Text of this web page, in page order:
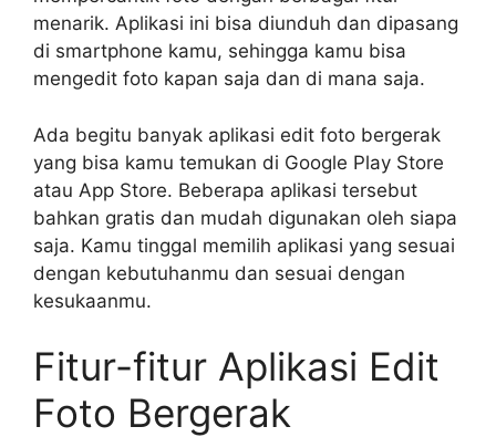
menarik. Aplikasi ini bisa diunduh dan dipasang
di smartphone kamu, sehingga kamu bisa
mengedit foto kapan saja dan di mana saja.
Ada begitu banyak aplikasi edit foto bergerak
yang bisa kamu temukan di Google Play Store
atau App Store. Beberapa aplikasi tersebut
bahkan gratis dan mudah digunakan oleh siapa
saja. Kamu tinggal memilih aplikasi yang sesuai
dengan kebutuhanmu dan sesuai dengan
kesukaanmu.
Fitur-fitur Aplikasi Edit
Foto Bergerak